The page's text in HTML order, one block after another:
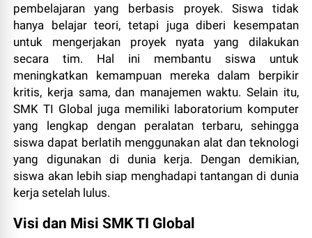
pembelajaran yang berbasis proyek. Siswa tidak
hanya belajar teori, tetapi juga diberi kesempatan
untuk mengerjakan proyek nyata yang dilakukan
secara tim. Hal ini membantu siswa untuk
meningkatkan kemampuan mereka dalam berpikir
kritis, kerja sama, dan manajemen waktu. Selain itu,
SMK TI Global juga memiliki laboratorium komputer
yang lengkap dengan peralatan terbaru, sehingga
siswa dapat berlatih menggunakan alat dan teknologi
yang digunakan di dunia kerja. Dengan demikian,
siswa akan lebih siap menghadapi tantangan di dunia
kerja setelah lulus.
Visi dan Misi SMK TI Global